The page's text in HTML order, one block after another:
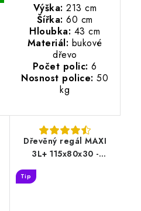
Výška: 213 cm
Šířka:60 cm
Hloubka: 43 cm
Materiál: bukové
dřevo
Počet polic: 6
Nosnost police: 50
kg
Dřevěný regál MAXI
3L+ 115x80x30 -
Tip